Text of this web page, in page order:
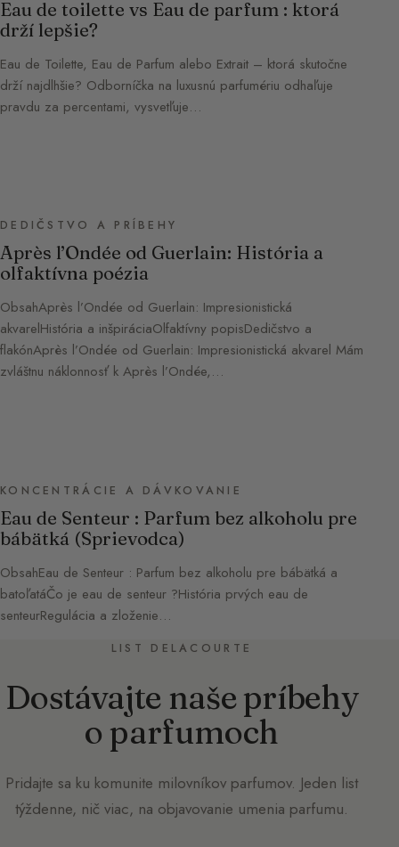
Eau de toilette vs Eau de parfum : ktorá
drží lepšie?
Eau de Toilette, Eau de Parfum alebo Extrait – ktorá skutočne
drží najdlhšie? Odborníčka na luxusnú parfumériu odhaľuje
pravdu za percentami, vysvetľuje…
DEDIČSTVO A PRÍBEHY
Après l’Ondée od Guerlain: História a
olfaktívna poézia
ObsahAprès l’Ondée od Guerlain: Impresionistická
akvarelHistória a inšpiráciaOlfaktívny popisDedičstvo a
flakónAprès l’Ondée od Guerlain: Impresionistická akvarel Mám
zvláštnu náklonnosť k Après l’Ondée,…
KONCENTRÁCIE A DÁVKOVANIE
Eau de Senteur : Parfum bez alkoholu pre
bábätká (Sprievodca)
ObsahEau de Senteur : Parfum bez alkoholu pre bábätká a
batoľatáČo je eau de senteur ?História prvých eau de
senteurRegulácia a zloženie…
LIST DELACOURTE
Dostávajte naše príbehy
o parfumoch
Pridajte sa ku komunite milovníkov parfumov. Jeden list
týždenne, nič viac, na objavovanie umenia parfumu.